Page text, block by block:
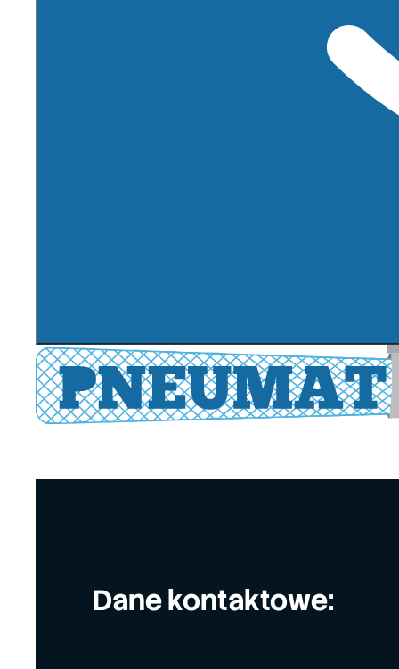
Dane kontaktowe: